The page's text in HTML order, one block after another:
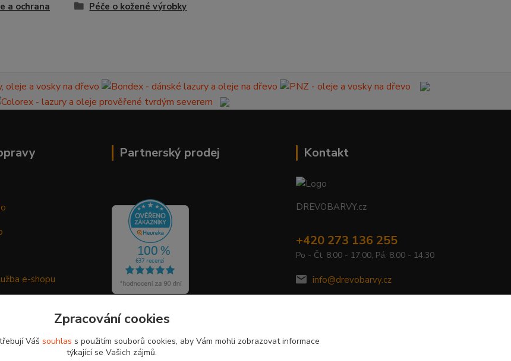
a ochrana
Péče o kožené výrobky
Partnerský prodej Kontakt
DREVOBARVY.cz
+420 273 136 255
Po - Čt: 8:00 - 17:00, Pá: 8:00 - 14:30
info@drevobarvy.cz
Zpracování cookies
Váš souhlas s použitím souborů cookies, aby Vám mohli zobrazovat informace
týkající se Vašich zájmů.